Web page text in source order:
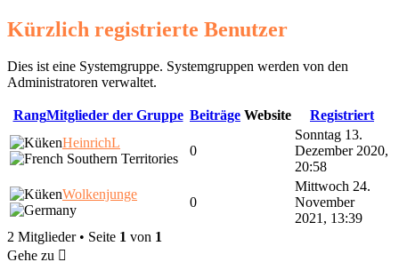
Kürzlich registrierte Benutzer
Dies ist eine Systemgruppe. Systemgruppen werden von den
Administratoren verwaltet.
RangMitglieder der Gruppe Beiträge Website
Registriert
HeinrichL
0
Sonntag 13.
Dezember 2020,
20:58
Wolkenjunge
0
Mittwoch 24.
November
2021, 13:39
2 Mitglieder • Seite 1 von 1
Gehe zu